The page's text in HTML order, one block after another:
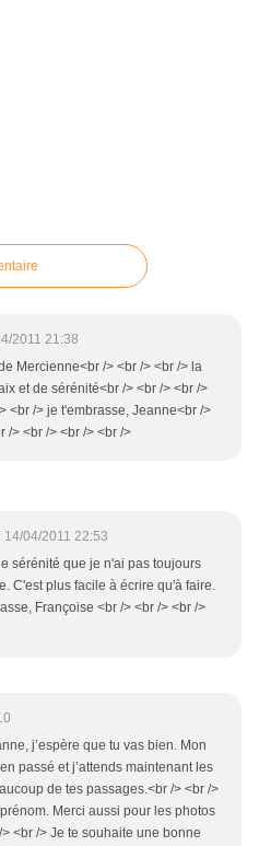
2011 21:38
Mercienne<br /> <br /> <br /> la
et de sérénité<br /> <br /> <br />
<br /> je t'embrasse, Jeanne<br />
/> <br /> <br /> <br />
14/04/2011 22:53
sérénité que je n'ai pas toujours
C'est plus facile à écrire qu'à faire.
Françoise <br /> <br /> <br />
j’espère que tu vas bien. Mon
passé et j’attends maintenant les
de tes passages.<br /> <br />
Merci aussi pour les photos
<br /> Je te souhaite une bonne